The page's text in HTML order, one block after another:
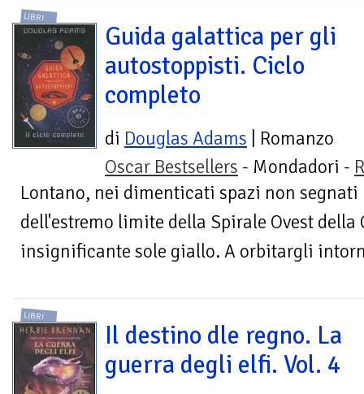
LIBRI
Guida galattica per gli
autostoppisti. Ciclo
completo
di Douglas Adams | Romanzo
Oscar Bestsellers - Mondadori -
Lontano, nei dimenticati spazi non
dell'estremo limite della Spirale Ovest della
insignificante sole giallo. A orbitargli
LIBRI
Il destino dle regno. La
guerra degli elfi. Vol. 4